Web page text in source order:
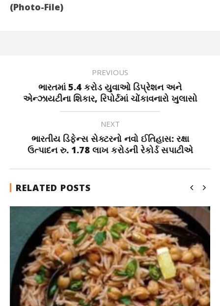
(Photo-File)
PREVIOUS
ભારતમાં 5.4 કરોડ યુવાઓ ડિપ્રેશન અને
એન્ઝાયટીના શિકાર, રિપોર્ટમાં ચોંકાવનારો ખુલાસો
NEXT
ભારતીય ડિફેન્સ સેક્ટરનો નવો ઈતિહાસ: રક્ષા
ઉત્પાદન રુ. 1.78 લાખ કરોડની રેકોર્ડ સપાટીએ
RELATED POSTS